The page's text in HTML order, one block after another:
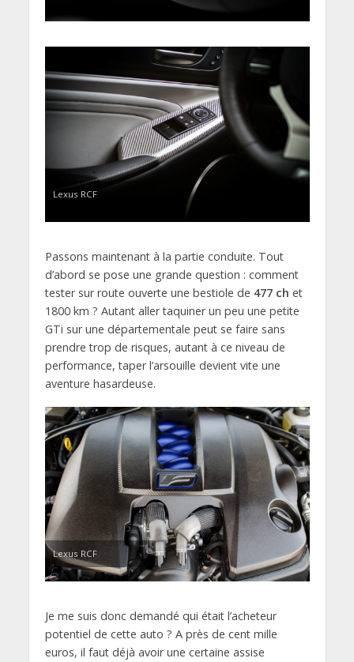
Lexus RCF
Passons maintenant à la partie conduite. Tout
d’abord se pose une grande question : comment
tester sur route ouverte une bestiole de 477 ch et
1800 km ? Autant aller taquiner un peu une petite
GTi sur une départementale peut se faire sans
prendre trop de risques, autant à ce niveau de
performance, taper l’arsouille devient vite une
aventure hasardeuse.
Lexus RCF
Je me suis donc demandé qui était l’acheteur
potentiel de cette auto ? A près de cent mille
euros, il faut déjà avoir une certaine assise